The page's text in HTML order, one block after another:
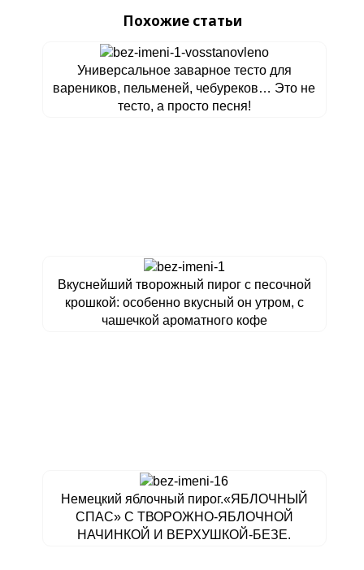
Похожие статьи
Универсальное заварное тесто для
вареников, пельменей, чебуреков… Это не
тесто, а просто песня!
Вкуснейший творожный пирог с песочной
крошкой: особенно вкусный он утром, с
чашечкой ароматного кофе
Немецкий яблочный пирог.«ЯБЛОЧНЫЙ
СПАС» С ТВОРОЖНО-ЯБЛОЧНОЙ
НАЧИНКОЙ И ВЕРХУШКОЙ-БЕЗЕ.